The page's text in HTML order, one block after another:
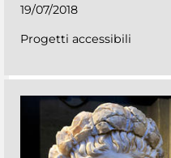
19/07/2018
Progetti accessibili